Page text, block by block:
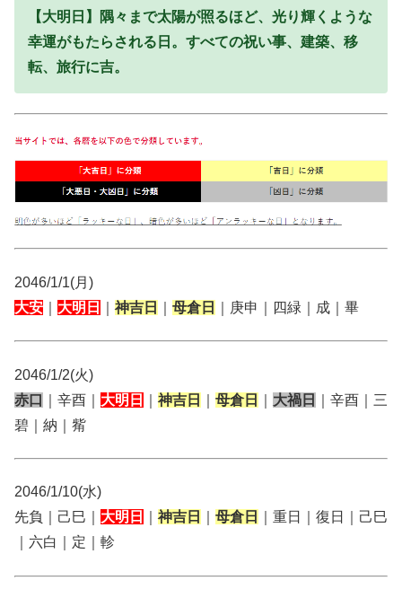
【大明日】隅々まで太陽が照るほど、光り輝くような
幸運がもたらされる日。すべての祝い事、建築、移
転、旅行に吉。
2046/1/1(月)
大安
大明日 神吉日 母倉日 ｜庚申｜四緑｜成｜畢
2046/1/2(火)
赤口
｜辛酉｜ 大明日 神吉日 母倉日 大禍日
｜辛酉｜三
碧｜納｜觜
2046/1/10(水)
先負｜己巳｜ 大明日 神吉日 母倉日
｜重日｜復日｜己巳
｜六白｜定｜軫